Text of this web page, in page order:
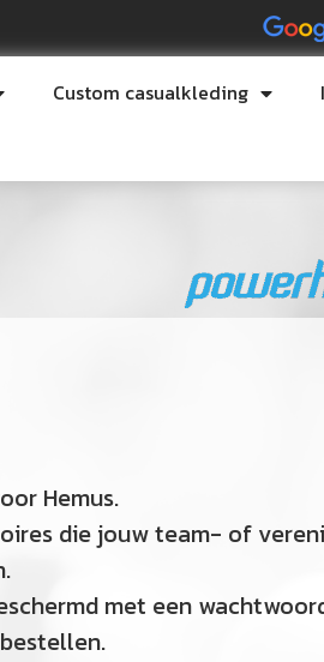
Custom casualkleding
Hemus.
die jouw team- of
met een